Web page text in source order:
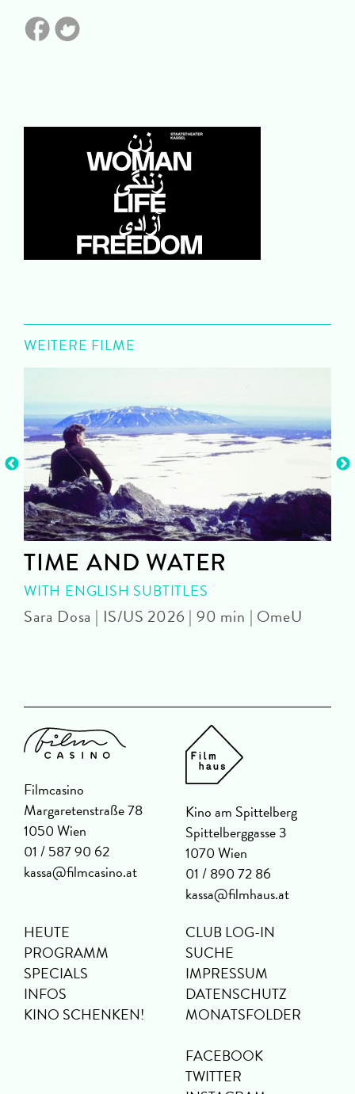
WEITERE FILME
TIME AND WATER
WITH ENGLISH SUBTITLES
Sara Dosa | IS/US 2026 | 90 min | OmeU
Filmcasino
Margaretenstraße 78
1050 Wien
01 / 587 90 62
kassa@filmcasino.at
Kino am Spittelberg
Spittelberggasse 3
1070 Wien
01 / 890 72 86
kassa@filmhaus.at
HEUTE
PROGRAMM
SPECIALS
INFOS
KINO SCHENKEN!
CLUB LOG-IN
SUCHE
IMPRESSUM
DATENSCHUTZ
MONATSFOLDER
FACEBOOK
TWITTER